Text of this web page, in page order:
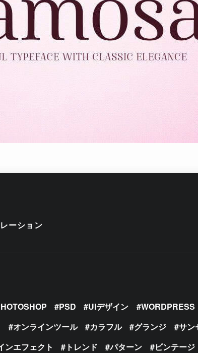
ーション
PSD UIデザイン WORDPRESS
オンラインツール カラフル グランジ サン
ンエフェクト トレンド パターン ビンテージ